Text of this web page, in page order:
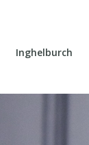
Inghelburch